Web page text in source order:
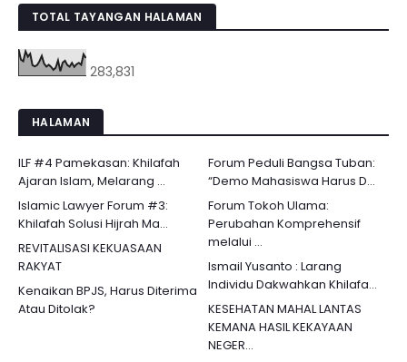
TOTAL TAYANGAN HALAMAN
283,831
HALAMAN
ILF #4 Pamekasan: Khilafah
Ajaran Islam, Melarang ...
Forum Peduli Bangsa Tuban:
“Demo Mahasiswa Harus D...
Islamic Lawyer Forum #3:
Khilafah Solusi Hijrah Ma...
Forum Tokoh Ulama:
Perubahan Komprehensif
melalui ...
REVITALISASI KEKUASAAN
RAKYAT
Ismail Yusanto : Larang
Individu Dakwahkan Khilafa...
Kenaikan BPJS, Harus Diterima
Atau Ditolak?
KESEHATAN MAHAL LANTAS
KEMANA HASIL KEKAYAAN
NEGER...